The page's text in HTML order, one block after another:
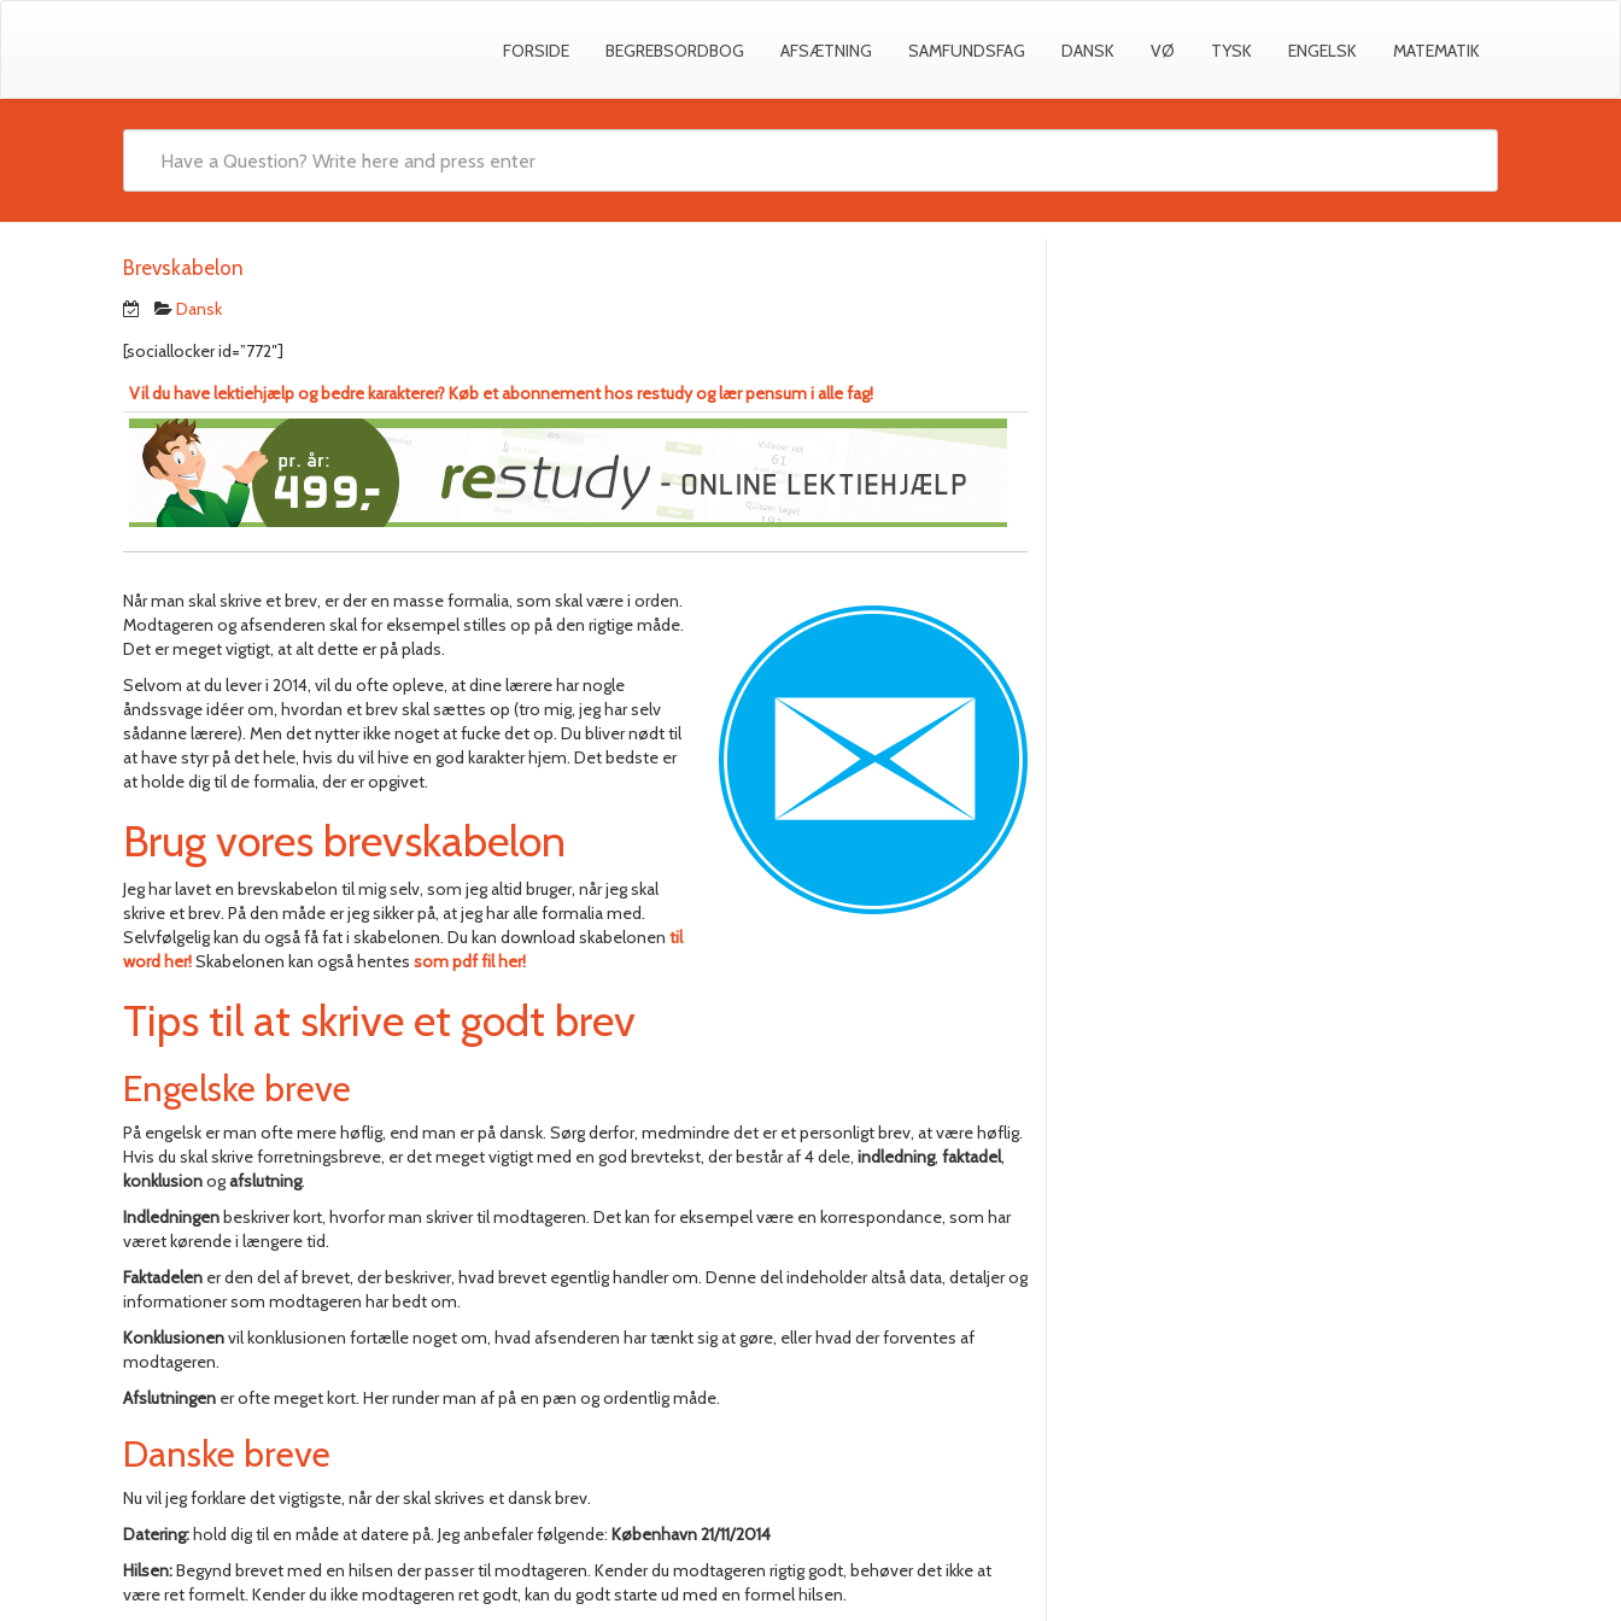
FORSIDE BEGREBSORDBOG AFSÆTNING SAMFUNDSFAG DANSK VØ TYSK ENGELSK MATEMATIK
Brevskabelon
Dansk
[sociallocker id=”772″]
Vil du have lektiehjælp og bedre karakterer? Køb et abonnement hos restudy og lær pensum i alle fag!
Når man skal skrive et brev, er der en masse formalia, som skal være i orden.
Modtageren og afsenderen skal for eksempel stilles op på den rigtige måde.
Det er meget vigtigt, at alt dette er på plads.
Selvom at du lever i 2014, vil du ofte opleve, at dine lærere har nogle
åndssvage idéer om, hvordan et brev skal sættes op (tro mig, jeg har selv
sådanne lærere). Men det nytter ikke noget at fucke det op. Du bliver nødt til
at have styr på det hele, hvis du vil hive en god karakter hjem. Det bedste er
at holde dig til de formalia, der er opgivet.
Brug vores brevskabelon
Jeg har lavet en brevskabelon til mig selv, som jeg altid bruger, når jeg skal
skrive et brev. På den måde er jeg sikker på, at jeg har alle formalia med.
Selvfølgelig kan du også få fat i skabelonen. Du kan download skabelonen til
word her!Skabelonen kan også hentes som pdf fil her!
Tips til at skrive et godt brev
Engelske breve
På engelsk er man ofte mere høflig, end man er på dansk. Sørg derfor, medmindre det er et personligt brev, at være høflig.
Hvis du skal skrive forretningsbreve, er det meget vigtigt med en god brevtekst, der består af 4 dele, indledning, faktadel,
konklusionogafslutning.
Indledningenbeskriver kort, hvorfor man skriver til modtageren. Det kan for eksempel være en korrespondance, som har
været kørende i længere tid.
Faktadelen er den del af brevet, der beskriver, hvad brevet egentlig handler om. Denne del indeholder altså data, detaljer og
informationer som modtageren har bedt om.
Konklusionenvil konklusionen fortælle noget om, hvad afsenderen har tænkt sig at gøre, eller hvad der forventes af
modtageren.
Afslutningen er ofte meget kort. Her runder man af på en pæn og ordentlig måde.
Danske breve
Nu vil jeg forklare det vigtigste, når der skal skrives et dansk brev.
Datering:hold dig til en måde at datere på. Jeg anbefaler følgende: København 21/11/2014
Hilsen:Begynd brevet med en hilsen der passer til modtageren. Kender du modtageren rigtig godt, behøver det ikke at
være ret formelt. Kender du ikke modtageren ret godt, kan du godt starte ud med en formel hilsen.